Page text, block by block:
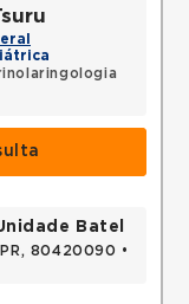
Batel
80420090 •